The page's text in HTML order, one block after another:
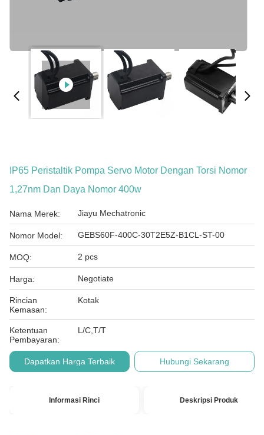
IP65 Peristaltik Pompa Servo Motor Dengan Torsi Nomor
1,27nm Dan Daya Nomor 400w
Nama Merek: Jiayu Mechatronic
Nomor Model: GEBS60F-400C-30T2E5Z-B1CL-ST-00
MOQ: 2 pcs
Harga: Negotiate
Rincian
Kemasan:
Kotak
Ketentuan
Pembayaran:
L/C,T/T
Dapatkan Harga Terbaik Hubungi Sekarang
Informasi Rinci Deskripsi Produk